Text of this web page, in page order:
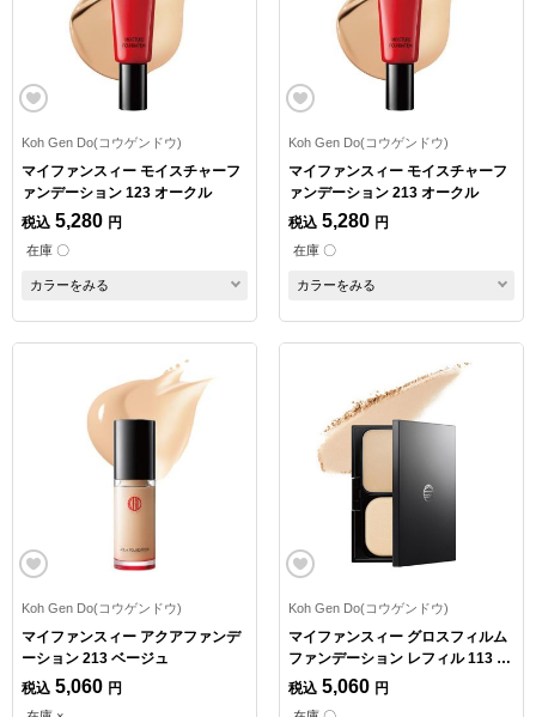
Koh Gen Do(コウゲンドウ)
マイファンスィー モイスチャーフ
ァンデーション 123 オークル
税込 5,280 円
在庫 〇
カラーをみる
Koh Gen Do(コウゲンドウ)
マイファンスィー モイスチャーフ
ァンデーション 213 オークル
税込 5,280 円
在庫 〇
カラーをみる
Koh Gen Do(コウゲンドウ)
マイファンスィー アクアファンデ
ーション 213 ベージュ
税込 5,060 円
Koh Gen Do(コウゲンドウ)
マイファンスィー グロスフィルム
ファンデーション レフィル 113 オ
ークル
税込 5,060 円